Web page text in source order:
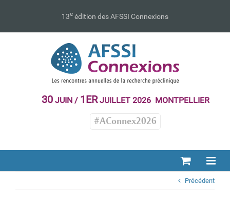
13e édition des AFSSI Connexions
30JUIN / 1ERJUILLET 2026 MONTPELLIER
#AConnex2026
Précédent